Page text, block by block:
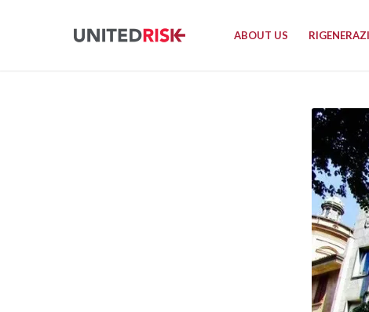
ABOUT US